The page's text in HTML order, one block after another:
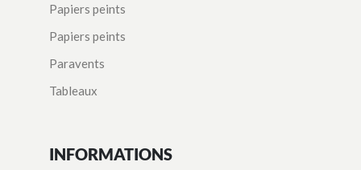
Papiers peints
Papiers peints
Paravents
Tableaux
INFORMATIONS